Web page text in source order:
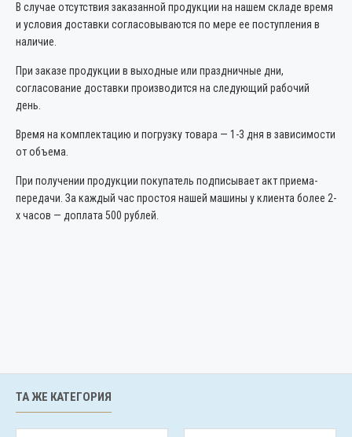
В случае отсутствия заказанной продукции на нашем складе время
и условия доставки согласовываются по мере ее поступления в
наличие.
При заказе продукции в выходные или праздничные дни,
согласование доставки производится на следующий рабочий
день.
Время на комплектацию и погрузку товара — 1-3 дня в зависимости
от объема.
При получении продукции покупатель подписывает акт приема-
передачи. За каждый час простоя нашей машины у клиента более 2-
х часов — доплата 500 рублей.
ТА ЖЕ КАТЕГОРИЯ